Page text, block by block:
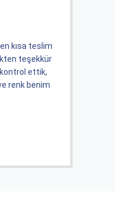
gibiydi ve hizmet tutumu
için sabırlıydı ve